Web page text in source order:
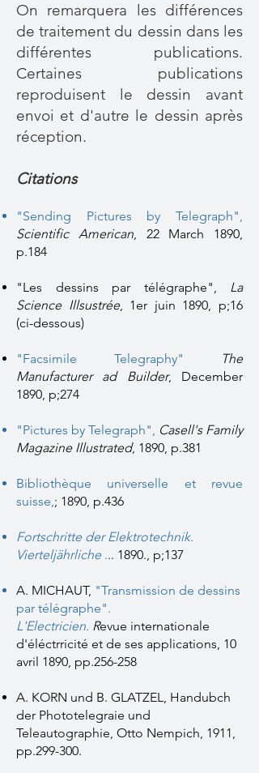
On remarquera les différences
de traitement du dessin dans les
différentes publications.
Certaines publications
reproduisent le dessin avant
envoi et d'autre le dessin après
réception.
Citations
"Sending Pictures by Telegraph",
Scientific American, 22 March 1890,
p.184
"Les dessins par télégraphe", La
Science Illsustrée, 1er juin 1890, p;16
(ci-dessous)
"Facsimile Telegraphy"
The
Manufacturer ad Builder, December
1890, p;274
"Pictures by Telegraph", Casell's Family
Magazine Illustrated, 1890, p.381
Bibliothèque universelle et revue
suisse,; 1890, p.436
Fortschritte der Elektrotechnik.
Vierteljährliche ... 1890., p;137
A. MICHAUT, "Transmission de dessins
par télégraphe".
L'Electricien. Revue internationale
d'éléctrricité et de ses applications, 10
avril 1890, pp.256-258
A. KORN und B. GLATZEL, Handubch
der Phototelegraie und
Teleautographie, Otto Nempich, 1911,
pp.299-300.